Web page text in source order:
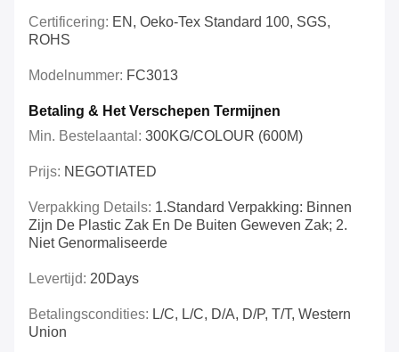
Certificering: EN, Oeko-Tex Standard 100, SGS,
ROHS
Modelnummer: FC3013
Betaling & Het Verschepen Termijnen
Min. Bestelaantal: 300KG/COLOUR (600M)
Prijs: NEGOTIATED
Verpakking Details: 1.Standard Verpakking: Binnen
Zijn De Plastic Zak En De Buiten Geweven Zak; 2.
Niet Genormaliseerde
Levertijd: 20Days
Betalingscondities: L/C, L/C, D/A, D/P, T/T, Western
Union